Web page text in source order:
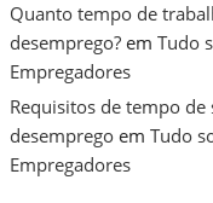
Quanto tempo de
desemprego? em Tudo
Empregadores
Requisitos de tempo
desemprego em Tudo
Empregadores